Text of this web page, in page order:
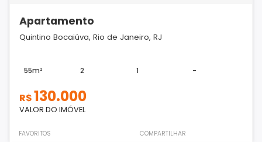
Apartamento
Quintino Bocaiúva, Rio de Janeiro, RJ
55m² 2 1 -
R$130.000
VALOR DO IMÓVEL
FAVORITOS COMPARTILHAR